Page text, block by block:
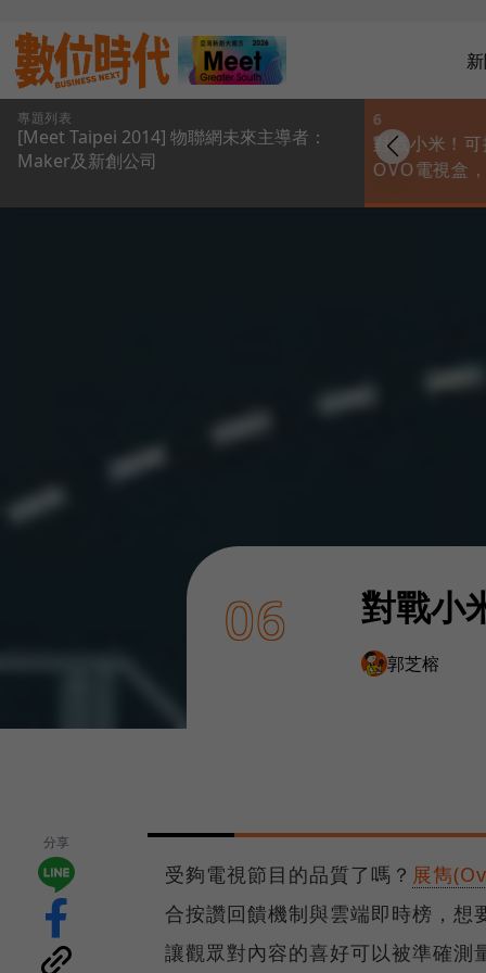
專題列表
[Meet Taipei 2014] 物聯網未來主導者：
Maker及新創公司
創業之星] 台灣
服務推AiPlug，
[Meet創業之星]有圖
6
對戰小米！
OVO電視盒
06 對戰小
郭芝榕
分享
受夠電視節目的品質了嗎？ 展雋
合按讚回饋機制與雲端即時榜，
讓觀眾對內容的喜好可以被準確測